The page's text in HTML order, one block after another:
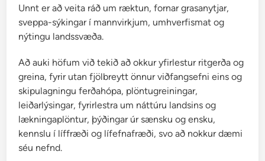
i
l
i
s
Unnt er að veita ráð um ræktun, fornar grasanytjar,
sveppa-sýkingar í mannvirkjum, umhverfismat og
nýtingu landssvæða.
Að auki höfum við tekið að okkur yfirlestur ritgerða og
greina, fyrir utan fjölbreytt önnur viðfangsefni eins og
skipulagningu ferðahópa, plöntugreiningar,
leiðarlýsingar, fyrirlestra um náttúru landsins og
lækningaplöntur, þýðingar úr sænsku og ensku,
kennslu í líffræði og lífefnafræði, svo að nokkur dæmi
séu nefnd.